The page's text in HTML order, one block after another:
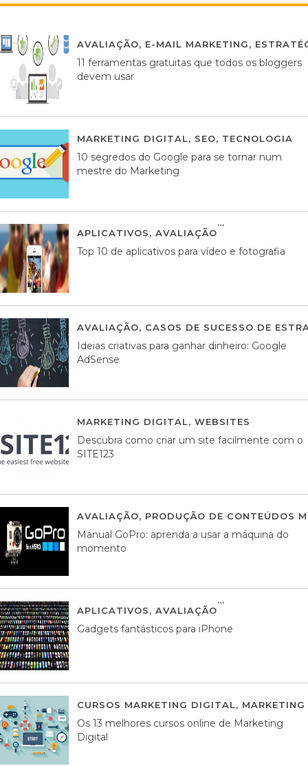
AVALIAÇÃO, E-MAIL MARKETING,
11 ferramentas gratuitas que todos os bloggers
devem usar
MARKETING DIGITAL, SEO, TECNOLOGIA
10 segredos do Google para se tornar num
mestre do Marketing
APLICATIVOS, AVALIAÇÃO
Top 10 de aplicativos para vídeo e fotografia
AVALIAÇÃO, CASOS DE SUCESSO DE
Ideias criativas para ganhar dinheiro: Google
AdSense
MARKETING DIGITAL, WEBSITES
Descubra como criar um site facilmente com o
SITE123
AVALIAÇÃO, PRODUÇÃO DE CONTEÚDOS
Manual GoPro: aprenda a usar a máquina do
momento
APLICATIVOS, AVALIAÇÃO
Gadgets fantásticos para iPhone
CURSOS MARKETING DIGITAL,
Os 13 melhores cursos online de Marketing
Digital